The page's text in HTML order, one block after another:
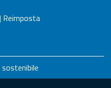
| Reimposta